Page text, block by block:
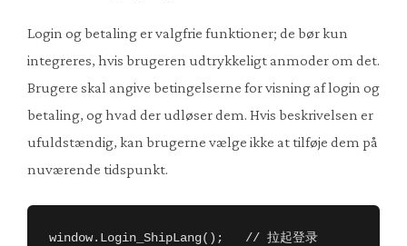
Login og betaling er valgfrie funktioner; de bør kun
integreres, hvis brugeren udtrykkeligt anmoder om det.
Brugere skal angive betingelserne for visning af login og
betaling, og hvad der udløser dem. Hvis beskrivelsen er
ufuldstændig, kan brugerne vælge ikke at tilføje dem på
nuværende tidspunkt.
window.Login_ShipLang();   // 拉起登录